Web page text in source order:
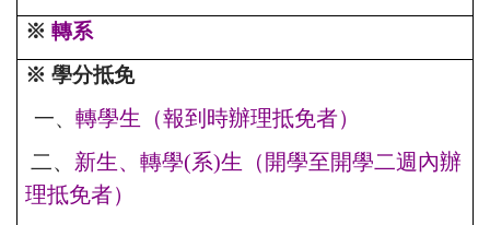
※轉系
※ 學分抵免
一、轉學生 （報到時辦理抵免者）
二、 新生、轉學(系)生 （開學至開學二週內辦
理抵免者）